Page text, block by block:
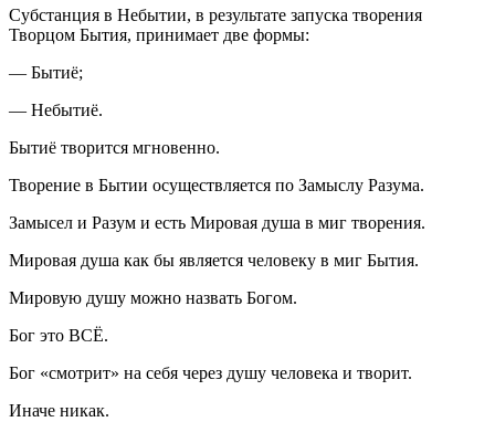
Субстанция в Небытии, в результате запуска творения
Творцом Бытия, принимает две формы:
— Бытиё;
— Небытиё.
Бытиё творится мгновенно.
Творение в Бытии осуществляется по Замыслу Разума.
Замысел и Разум и есть Мировая душа в миг творения.
Мировая душа как бы является человеку в миг Бытия.
Мировую душу можно назвать Богом.
Бог это ВСЁ.
Бог «смотрит» на себя через душу человека и творит.
Иначе никак.